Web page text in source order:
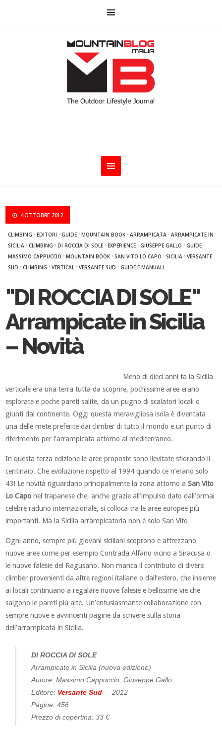
4 OTTOBRE 2012
CLIMBING ·EDITORI ·GUIDE ·MOUNTAIN BOOK ·ARRAMPICATA ·ARRAMPICATE IN
SICILIA ·CLIMBING ·DI ROCCIA DI SOLE ·EXPERIENCE ·GIUSEPPE GALLO ·GUIDE ·
MASSIMO CAPPUCCIO ·MOUNTAIN BOOK ·SAN VITO LO CAPO ·SICILIA ·VERSANTE
SUD ·CLIMBING ·VERTICAL ·VERSANTE SUD ·GUIDE E MANUALI
"DI ROCCIA DI SOLE"
Arrampicate in Sicilia
– Novità
Meno di dieci anni fa la Sicilia
verticale era una terra tutta da scoprire, pochissime aree erano
esplorate e poche pareti salite, da un pugno di scalatori locali o
giunti dal continente. Oggi questa meravigliosa isola è diventata
una delle mete preferite dai climber di tutto il mondo e un punto di
riferimento per l’arrampicata attorno al mediterraneo.
In questa terza edizione le aree proposte sono lievitate sfiorando il
centinaio. Che evoluzione rispetto al 1994 quando ce n’erano solo
43! Le novità riguardano principalmente la zona attorno aSan Vito
Lo Capo nel trapanese che, anche grazie all’impulso dato dall’ormai
celebre raduno internazionale, si colloca tra le aree europee più
importanti. Ma la Sicilia arrampicatoria non è solo San Vito…
Ogni anno, sempre più giovani siciliani scoprono e attrezzano
nuove aree come per esempio Contrada Alfano vicino a Siracusa o
le nuove falesie del Ragusano. Non manca il contributo di diversi
climber provenienti da altre regioni italiane o dall’estero, che insieme
ai locali continuano a regalare nuove falesie e bellissime vie che
salgono le pareti più alte. Un’entusiasmante collaborazione con
sempre nuove e avvincenti pagine da scrivere sulla storia
dell’arrampicata in Sicilia.
DI ROCCIA DI SOLE
Arrampicate in Sicilia (nuova edizione)
Autore: Massimo Cappuccio, Giuseppe Gallo
Editore: Versante Sud – 2012
Pagine: 456
Prezzo di copertina: 33 €